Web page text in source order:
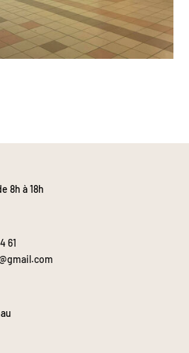
8h à 18h
61